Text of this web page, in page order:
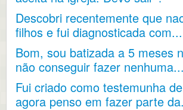
Descobri recentemente que
filhos e fui diagnosticada com...
Bom, sou batizada a 5 meses
não conseguir fazer nenhuma...
Fui criado como testemunha
agora penso em fazer parte